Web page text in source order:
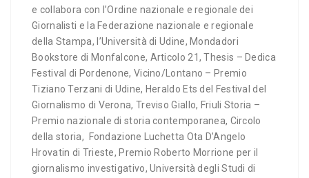
e collabora con l’Ordine nazionale e regionale dei
Giornalisti e la Federazione nazionale e regionale
della Stampa, l’Università di Udine, Mondadori
Bookstore di Monfalcone, Articolo 21, Thesis – Dedica
Festival di Pordenone, Vicino/Lontano – Premio
Tiziano Terzani di Udine, Heraldo Ets del Festival del
Giornalismo di Verona, Treviso Giallo, Friuli Storia –
Premio nazionale di storia contemporanea, Circolo
della storia, Fondazione Luchetta Ota D’Angelo
Hrovatin di Trieste, Premio Roberto Morrione per il
giornalismo investigativo, Università degli Studi di